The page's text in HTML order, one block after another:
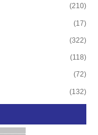
(210)
(17)
(322)
(118)
(72)
(132)